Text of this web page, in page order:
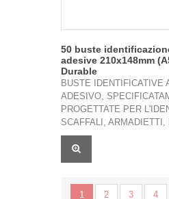
50 buste
adesive 210x148mm
Durable
BUSTE IDENTIFICATIVE
ADESIVO,
PROGETTATE PER
SCAFFALI, ARMADIETTI,
1 2 3 4